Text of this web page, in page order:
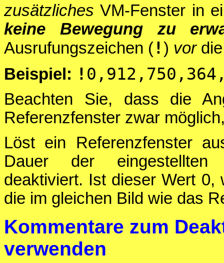
zusätzliches VM-Fenster in
keine Bewegung zu
Ausrufungszeichen (! ) vordie
Beispiel: !
Beachten Sie, dass die
Referenzfenster zwar
Löst ein Referenzfenster
Dauer der
deaktiviert. Ist dieser Wert 0,
die im gleichen Bild wie das
Kommentare zum
verwenden